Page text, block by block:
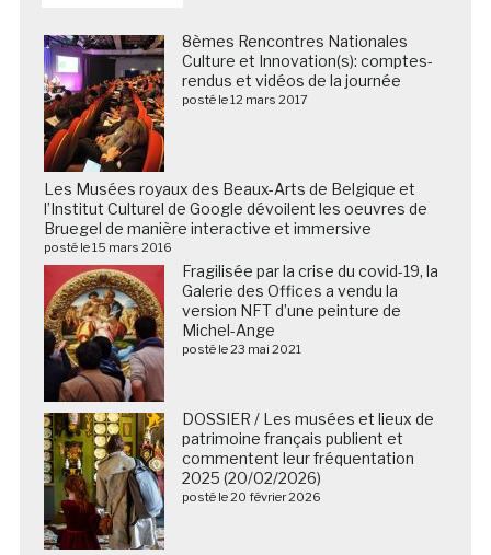
8èmes Rencontres Nationales
Culture et Innovation(s): comptes-
rendus et vidéos de la journée
posté le 12 mars 2017
Les Musées royaux des Beaux-Arts de Belgique et
l’Institut Culturel de Google dévoilent les oeuvres de
Bruegel de manière interactive et immersive
posté le 15 mars 2016
Fragilisée par la crise du covid-19, la
Galerie des Offices a vendu la
version NFT d’une peinture de
Michel-Ange
posté le 23 mai 2021
DOSSIER / Les musées et lieux de
patrimoine français publient et
commentent leur fréquentation
2025 (20/02/2026)
posté le 20 février 2026